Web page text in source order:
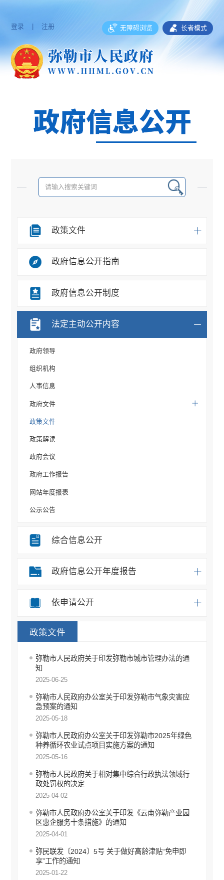
登录 | 注册 无障碍浏览 长者模式
政策文件
政府信息公开指南
政府信息公开制度
法定主动公开内容
政府领导
组织机构
人事信息
政府文件
政策文件
政策解读
政府会议
政府工作报告
网站年度报表
公示公告
重大决策事项
办事统计
应急预案
行政许可
行政事业性收费
建议提案办理答复
财政预决算
政府集中采购
重大建设项目信息公开
公务员管理信息公开
减税降费
财政资金直达基层
乡村振兴
综合信息公开
政府信息公开年度报告
依申请公开
政策文件
弥勒市人民政府关于印发弥勒市城市管理办法的通
知
2025-06-25
弥勒市人民政府办公室关于印发弥勒市气象灾害应
急预案的通知
2025-05-18
弥勒市人民政府办公室关于印发弥勒市2025年绿色
种养循环农业试点项目实施方案的通知
2025-05-16
弥勒市人民政府关于相对集中综合行政执法领域行
政处罚权的决定
2025-04-02
弥勒市人民政府办公室关于印发《云南弥勒产业园
区惠企服务十条措施》的通知
2025-04-01
弥民联发〔2024〕5号 关于做好高龄津贴“免申即
享”工作的通知
2025-01-22